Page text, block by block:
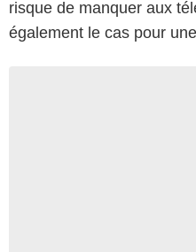
risque de manquer aux
également le cas pour